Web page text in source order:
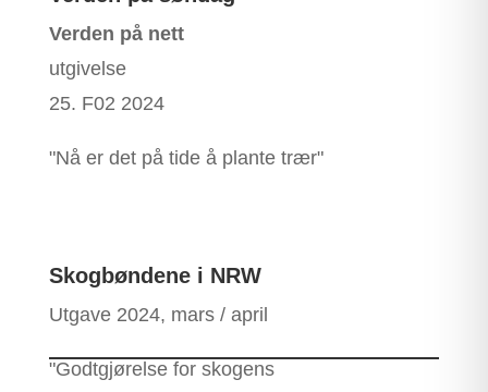
Verden på nett
utgivelse
25. F02 2024
"Nå er det på tide å plante trær"
Skogbøndene i NRW
Utgave 2024, mars / april
"Godtgjørelse for skogens